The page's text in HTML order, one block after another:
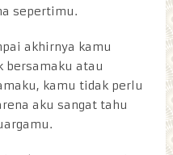
sepertimu.
akhirnya kamu
bersamaku atau
kamu tidak perlu
aku sangat tahu